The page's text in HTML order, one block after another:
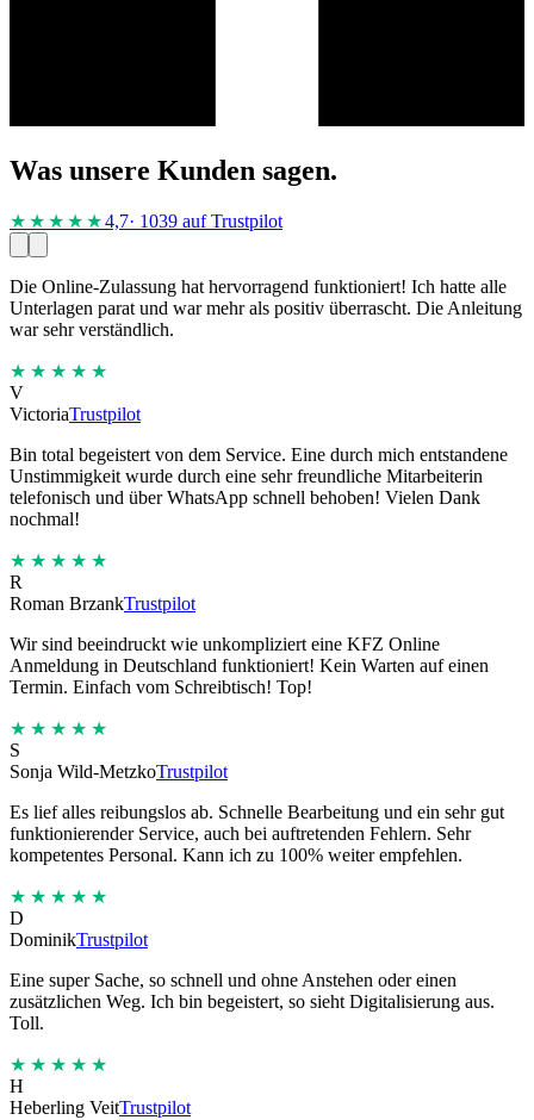
Was unsere Kunden sagen.
★★★★ ★4,7· 1039 auf Trustpilot
Die Online-Zulassung hat hervorragend funktioniert! Ich hatte alle
Unterlagen parat und war mehr als positiv überrascht. Die Anleitung
war sehr verständlich.
★★★★★
V
VictoriaTrustpilot
Bin total begeistert von dem Service. Eine durch mich entstandene
Unstimmigkeit wurde durch eine sehr freundliche Mitarbeiterin
telefonisch und über WhatsApp schnell behoben! Vielen Dank
nochmal!
★★★★★
R
Roman BrzankTrustpilot
Wir sind beeindruckt wie unkompliziert eine KFZ Online
Anmeldung in Deutschland funktioniert! Kein Warten auf einen
Termin. Einfach vom Schreibtisch! Top!
★★★★★
S
Sonja Wild-MetzkoTrustpilot
Es lief alles reibungslos ab. Schnelle Bearbeitung und ein sehr gut
funktionierender Service, auch bei auftretenden Fehlern. Sehr
kompetentes Personal. Kann ich zu 100% weiter empfehlen.
★★★★★
D
DominikTrustpilot
Eine super Sache, so schnell und ohne Anstehen oder einen
zusätzlichen Weg. Ich bin begeistert, so sieht Digitalisierung aus.
Toll.
★★★★★
H
Heberling VeitTrustpilot